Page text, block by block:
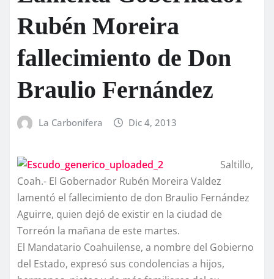
Rubén Moreira
fallecimiento de Don
Braulio Fernández
La Carbonifera Dic 4, 2013
Saltillo,
Coah.- El Gobernador Rubén Moreira Valdez
lamentó el fallecimiento de don Braulio Fernández
Aguirre, quien dejó de existir en la ciudad de
Torreón la mañana de este martes.
El Mandatario Coahuilense, a nombre del Gobierno
del Estado, expresó sus condolencias a hijos,